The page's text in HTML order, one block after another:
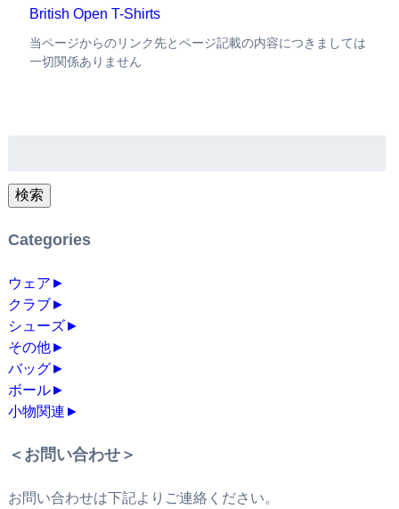
British Open T-Shirts
当ページからのリンク先とページ記載の内容につきましては
一切関係ありません
検索
Categories
ウェア ►
クラブ►
シューズ►
その他►
バッグ►
ボール►
小物関連 ►
＜お問い合わせ＞
お問い合わせは下記よりご連絡ください。